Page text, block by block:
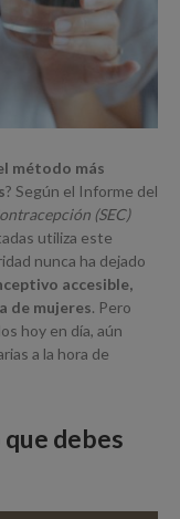
método más
? Según el Informe del
(SEC)
utiliza este
nunca ha dejado
accesible,
de mujeres. Pero
hoy en día, aún
a la hora de
debes